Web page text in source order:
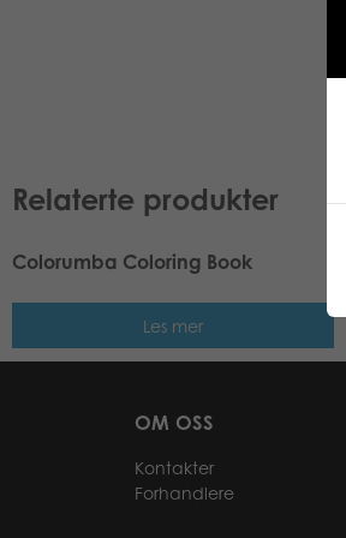
Relaterte produkter
Colorumba Coloring Book
Les mer
OM OSS
Kontakter
Forhandlere